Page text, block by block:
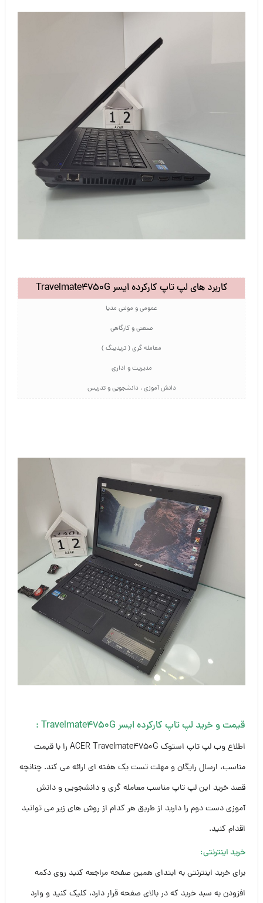
کاربرد های لپ تاپ کارکرده ایسر Travelmate4750G
عمومی و مولتی مدیا
صنعتی و کارگاهی
معامله گری ( تریدینگ )
مدیریت و اداری
دانش آموزی ، دانشجویی و تدریس
قیمت و خرید لپ تاپ کارکرده ایسر Travelmate4750G :
اطلاع وب لپ تاپ استوک ACER Travelmate4750G را با قیمت
مناسب، ارسال رایگان و مهلت تست یک هفته ای ارائه می کند. چنانچه
قصد خرید این لپ تاپ مناسب معامله گری و دانشجویی و دانش
آموزی دست دوم را دارید از طریق هر کدام از روش های زیر می توانید
اقدام کنید.
خرید اینترنتی:
برای خرید اینترنتی به ابتدای همین صفحه مراجعه کنید روی دکمه
افزودن به سبد خرید که در بالای صفحه قرار دارد، کلیک کنید و وارد